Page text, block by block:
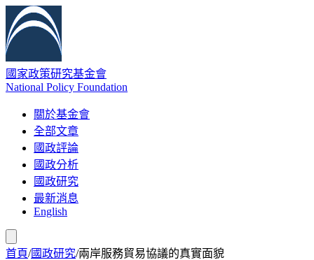
國家政策研究基金會
National Policy Foundation
關於基金會
全部文章
國政評論
國政分析
國政研究
最新消息
English
首頁/國政研究/兩岸服務貿易協議的真實面貌